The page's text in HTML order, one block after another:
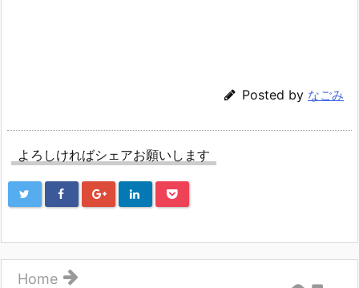
Posted by なごみ
よろしければシェアお願いします
Home